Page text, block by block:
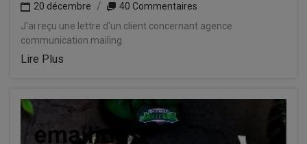
20 décembre
40 Commentaires
J'ai reçu une lettre d'un client concernant agence
communication mailing.
Lire Plus